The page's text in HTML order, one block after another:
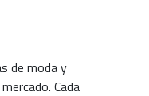
de moda y
Cada